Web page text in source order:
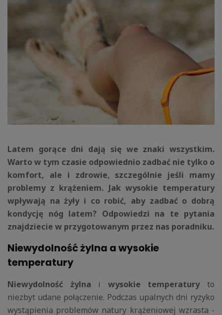
Latem gorące dni dają się we znaki wszystkim.
Warto w tym czasie odpowiednio zadbać nie tylko o
komfort, ale i zdrowie, szczególnie jeśli mamy
problemy z krążeniem. Jak wysokie temperatury
wpływają na żyły i co robić, aby zadbać o dobrą
kondycję nóg latem? Odpowiedzi na te pytania
znajdziecie w przygotowanym przez nas poradniku.
Niewydolność żylna a wysokie
temperatury
Niewydolność żylna i wysokie temperaturyto
niezbyt udane połączenie. Podczas upalnych dni ryzyko
wystąpienia problemów natury krążeniowej wzrasta -